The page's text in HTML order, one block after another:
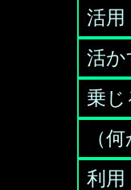
活用
活か
乗じ
（
利用